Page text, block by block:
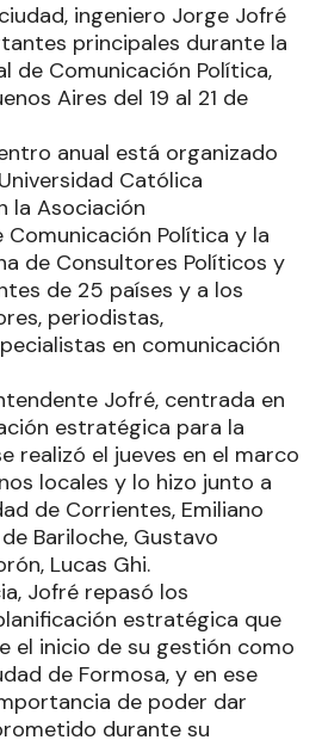
ingeniero Jorge Jofré
principales durante la
de Comunicación Política,
Aires del 19 al 21 de
anual está organizado
Católica
la Asociación
Política y la
de Consultores Políticos y
de 25 países y a los
periodistas,
en comunicación
Jofré, centrada en
estratégica para la
realizó el jueves en el marco
locales y lo hizo junto a
de Corrientes, Emiliano
Bariloche, Gustavo
Lucas Ghi.
Jofré repasó los
estratégica que
el inicio de su gestión como
de Formosa, y en ese
de poder dar
durante su